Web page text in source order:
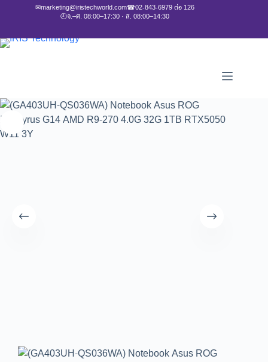
✉marketing@iristechworld.com☎02-843-6979 ต่อ 126
🕘จ.–ศ. 08:00–17:30 · ส. 08:00–14:30